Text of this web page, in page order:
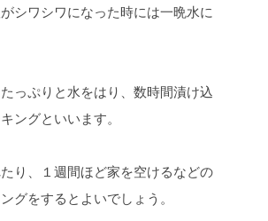
シワシワになった時には一晩水に
っぷりと水をはり、数時間漬け込
ングといいます。
り、１週間ほど家を空けるなどの
グをするとよいでしょう。